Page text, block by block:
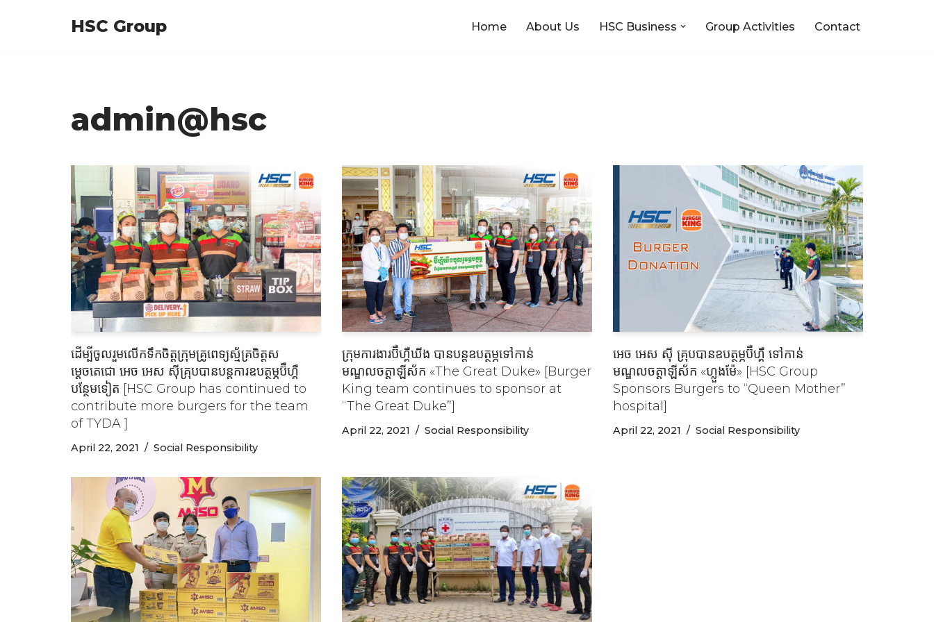
HSC Group Home About Us HSC Business Group Activities Contact
admin@hsc
ដើម្បីចូលរួមលើកទឹកចិត្ដក្រុមគ្រូពេទ្យស្ម័គ្រចិត្តស
ម្តេចតេជោ អេច អេស ស៊ីគ្រុបបានបន្ដការឧបត្ថម្ភប៊ឺហ្គឺ
បន្ថែមទៀត [HSC Group has continued to
contribute more burgers for the team
of TYDA ]
April 22, 2021 Social Responsibility
ក្រុមការងារប៊ឺហ្គឺឃីង បានបន្ដឧបត្ថម្ភទៅកាន់
មណ្ឌលចត្ដាឡីស័ក «The Great Duke» [Burger
King team continues to sponsor at
“The Great Duke”]
April 22, 2021 Social Responsibility
អេច អេស ស៊ី គ្រុបបានឧបត្ថម្ភប៊ឺហ្គឺ ទៅកាន់
មណ្ឌលចត្ដាឡីស័ក «ហ្លួងម៉ែ» [HSC Group
Sponsors Burgers to “Queen Mother”
hospital]
April 22, 2021 Social Responsibility